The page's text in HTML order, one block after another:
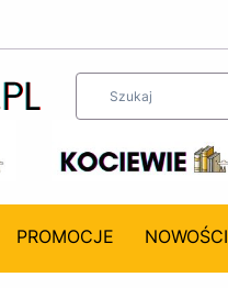
PROMOCJE NOWOŚCI